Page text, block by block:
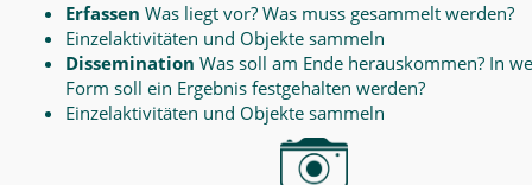
Erfassen Was liegt vor? Was muss gesammelt werden?
Einzelaktivitäten und Objekte sammeln
Dissemination Was soll am Ende herauskommen? In
Form soll ein Ergebnis festgehalten werden?
Einzelaktivitäten und Objekte sammeln